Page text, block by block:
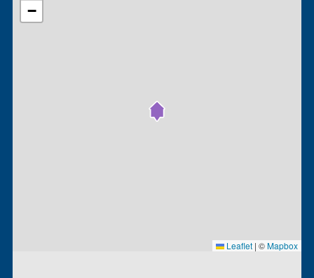
−
Leaflet | ©Mapbox